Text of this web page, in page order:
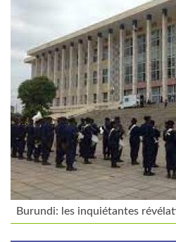
Burundi: les inquiétantes